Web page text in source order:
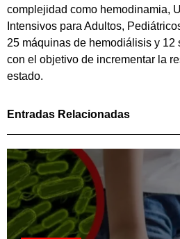
complejidad como hemodinamia,
Intensivos para Adultos,
25 máquinas de hemodiálisis y 12
con el objetivo de incrementar la
estado.
Entradas Relacionadas